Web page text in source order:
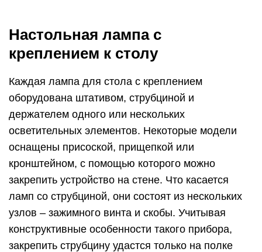
Настольная лампа с
креплением к столу
Каждая лампа для стола с креплением
оборудована штативом, струбциной и
держателем одного или нескольких
осветительных элементов. Некоторые модели
оснащены присоской, прищепкой или
кронштейном, с помощью которого можно
закрепить устройство на стене. Что касается
ламп со струбциной, они состоят из нескольких
узлов – зажимного винта и скобы. Учитывая
конструктивные особенности такого прибора,
закрепить струбцину удастся только на полке